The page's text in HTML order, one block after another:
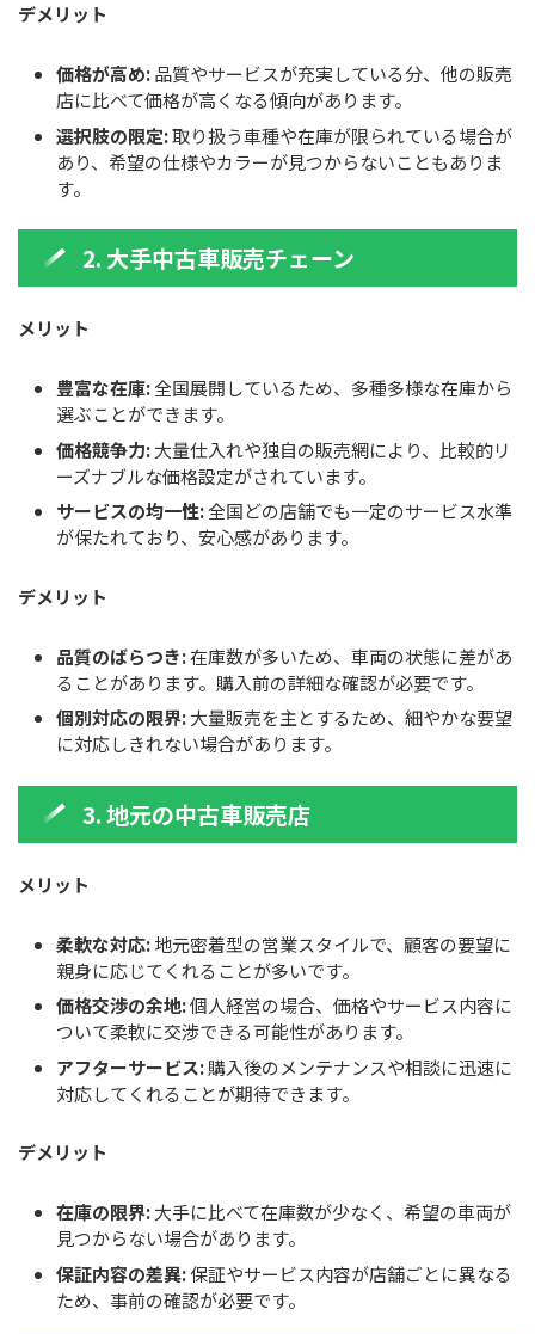
デメリット
価格が高め:品質やサービスが充実している分、他の販売
店に比べて価格が高くなる傾向があります。
選択肢の限定:取り扱う車種や在庫が限られている場合が
あり、希望の仕様やカラーが見つからないこともありま
す。
2. 大手中古車販売チェーン
メリット
豊富な在庫:全国展開しているため、多種多様な在庫から
選ぶことができます。
価格競争力:大量仕入れや独自の販売網により、比較的リ
ーズナブルな価格設定がされています。
サービスの均一性:全国どの店舗でも一定のサービス水準
が保たれており、安心感があります。
デメリット
品質のばらつき:在庫数が多いため、車両の状態に差があ
ることがあります。購入前の詳細な確認が必要です。
個別対応の限界:大量販売を主とするため、細やかな要望
に対応しきれない場合があります。
3. 地元の中古車販売店
メリット
柔軟な対応:地元密着型の営業スタイルで、顧客の要望に
親身に応じてくれることが多いです。
価格交渉の余地:個人経営の場合、価格やサービス内容に
ついて柔軟に交渉できる可能性があります。
アフターサービス:購入後のメンテナンスや相談に迅速に
対応してくれることが期待できます。
デメリット
在庫の限界:大手に比べて在庫数が少なく、希望の車両が
見つからない場合があります。
保証内容の差異:保証やサービス内容が店舗ごとに異なる
ため、事前の確認が必要です。